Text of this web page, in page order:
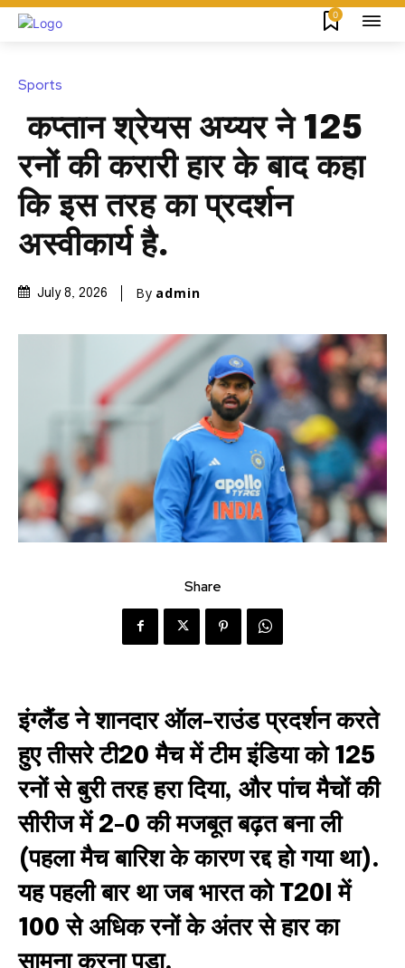
0
Sports
कप्तान श्रेयस अय्यर ने 125
रनों की करारी हार के बाद कहा
कि इस तरह का प्रदर्शन
अस्वीकार्य है.
July 8, 2026 By admin
Share
इंग्लैंड ने शानदार ऑल-राउंड प्रदर्शन करते
हुए तीसरे टी20 मैच में टीम इंडिया को 125
रनों से बुरी तरह हरा दिया, और पांच मैचों की
सीरीज में 2-0 की मजबूत बढ़त बना ली
(पहला मैच बारिश के कारण रद्द हो गया था).
यह पहली बार था जब भारत को T20I में
100 से अधिक रनों के अंतर से हार का
सामना करना पड़ा.